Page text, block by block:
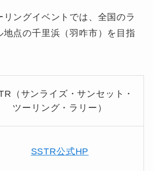
リングイベントでは、全国のラ
地点の千里浜（羽咋市）を目指
（サンライズ・サンセット・
ツーリング・ラリー）
SSTR公式HP